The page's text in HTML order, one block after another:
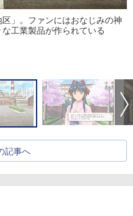
」。ファンにはおなじみの神
工業製品が作られている
記事へ